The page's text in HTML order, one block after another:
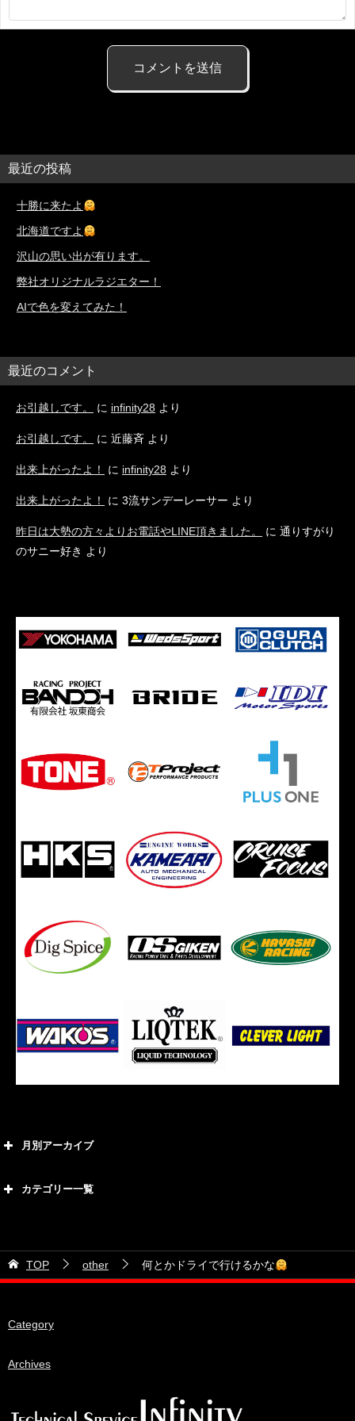
最近の投稿
十勝に来たよ
北海道ですよ
沢山の思い出が有ります。
弊社オリジナルラジエター！
AIで色を変えてみた！
最近のコメント
お引越しです。 に infinity28 より
お引越しです。 に 近藤斉 より
出来上がったよ！ に infinity28 より
出来上がったよ！ に 3流サンデーレーサー より
昨日は大勢の方々よりお電話やLINE頂きました。 に 通りすがり
のサニー好き より
月別アーカイブ
2026年5月
2026年4月
2026年2月
2025年11月
カテゴリー一覧
21号車
28号車
TOP other 何とかドライで行けるかな
Category
Archives